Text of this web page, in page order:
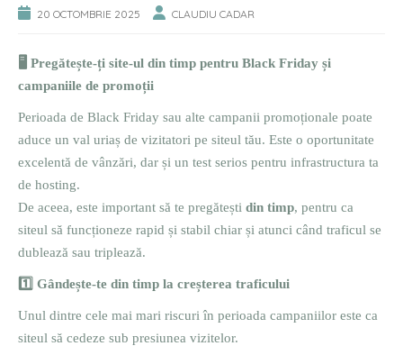
20 OCTOMBRIE 2025 CLAUDIU CADAR
🖥️ Pregătește-ți site-ul din timp pentru Black Friday și
campaniile de promoții
Perioada de Black Friday sau alte campanii promoționale poate
aduce un val uriaș de vizitatori pe siteul tău. Este o oportunitate
excelentă de vânzări, dar și un test serios pentru infrastructura ta
de hosting.
De aceea, este important să te pregătești din timp, pentru ca
siteul să funcționeze rapid și stabil chiar și atunci când traficul se
dublează sau triplează.
1️ Gândește-te din timp la creșterea traficului
Unul dintre cele mai mari riscuri în perioada campaniilor este ca
siteul să cedeze sub presiunea vizitelor.